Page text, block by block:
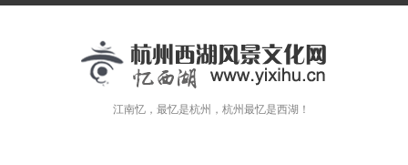
江南忆，最忆是杭州，杭州最忆是西湖！